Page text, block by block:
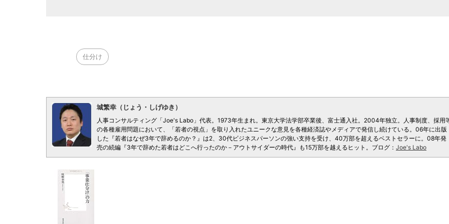
仕分け
城繁幸（じょう・しげゆき）
人事コンサルティング「Joe's Labo」代表。1973年生まれ。東京大学法学部卒業後、富士通入社。2004年独立。人事制度、採用
の各種雇用問題において、「若者の視点」を取り入れたユニークな意見を各種経済誌やメディアで発信し続けている。06年に出版
した『若者はなぜ3年で辞めるのか？』は2、30代ビジネスパーソンの強い支持を受け、40万部を超えるベストセラーに。08年発
売の続編『3年で辞めた若者はどこへ行ったのか－アウトサイダーの時代』も15万部を越えるヒット。ブログ： Joe's Labo